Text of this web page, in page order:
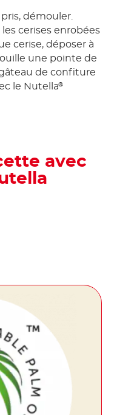
démouler.
cerises enrobées
cerise, déposer à
une pointe de
gâteau de confiture
le Nutella®
avec